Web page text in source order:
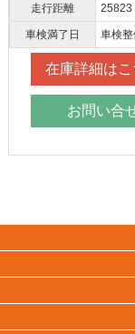
走行距離
車検満了日 車検整
在庫詳細はこ
お問い合